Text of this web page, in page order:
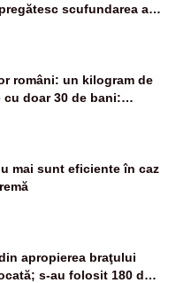
scufundarea a
a asigura răcirea
români: un kilogram de
doar 30 de bani:
ne distruge!”
mai sunt eficiente în caz
apropierea braţului
s-au folosit 180 de